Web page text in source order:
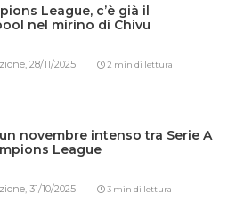
League, c’è già il
nel mirino di Chivu
28/11/2025 2 min di lettura
novembre intenso tra Serie A
League
31/10/2025 3 min di lettura